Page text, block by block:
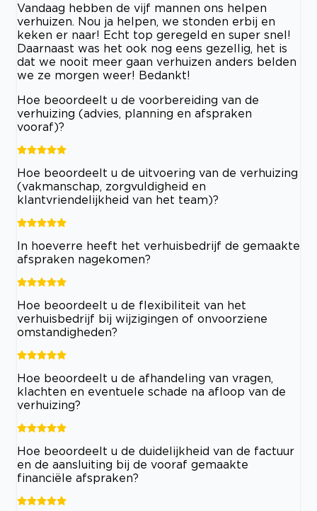
Vandaag hebben de vijf mannen ons helpen
verhuizen. Nou ja helpen, we stonden erbij en
keken er naar! Echt top geregeld en super snel!
Daarnaast was het ook nog eens gezellig, het is
dat we nooit meer gaan verhuizen anders belden
we ze morgen weer! Bedankt!
Hoe beoordeelt u de voorbereiding van de
verhuizing (advies, planning en afspraken
vooraf)?
Hoe beoordeelt u de uitvoering van de verhuizing
(vakmanschap, zorgvuldigheid en
klantvriendelijkheid van het team)?
In hoeverre heeft het verhuisbedrijf de gemaakte
afspraken nagekomen?
Hoe beoordeelt u de flexibiliteit van het
verhuisbedrijf bij wijzigingen of onvoorziene
omstandigheden?
Hoe beoordeelt u de afhandeling van vragen,
klachten en eventuele schade na afloop van de
verhuizing?
Hoe beoordeelt u de duidelijkheid van de factuur
en de aansluiting bij de vooraf gemaakte
financiële afspraken?